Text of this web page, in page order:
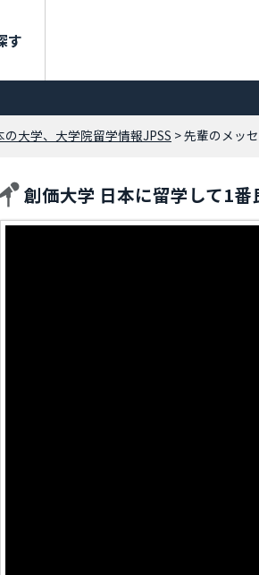
す
の大学、大学院留学情報JPSS > 先輩のメッ
創価大学 日本に留学して1